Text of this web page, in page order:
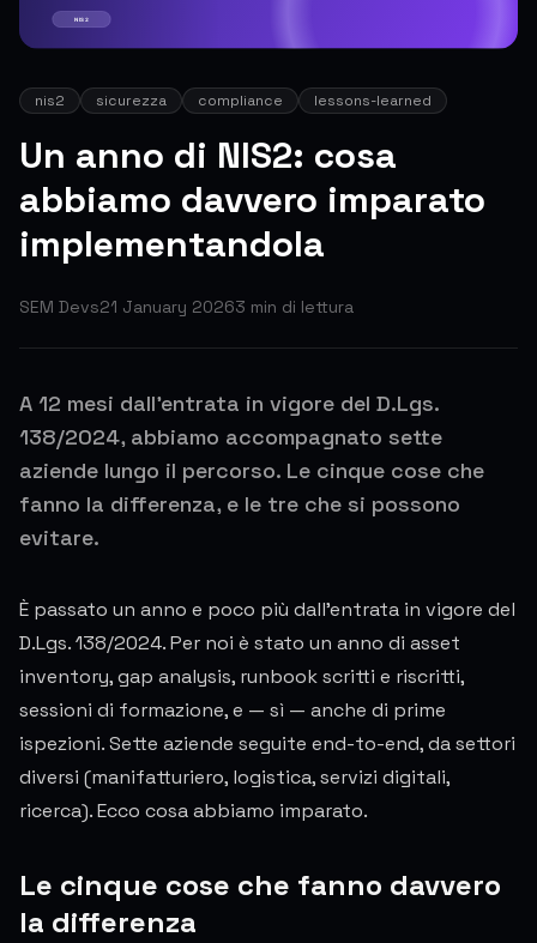
nis2 sicurezza compliance lessons-learned
Un anno di NIS2: cosa
abbiamo davvero imparato
implementandola
SEM Devs21 January 20263 min di lettura
A 12 mesi dall'entrata in vigore del D.Lgs.
138/2024, abbiamo accompagnato sette
aziende lungo il percorso. Le cinque cose che
fanno la differenza, e le tre che si possono
evitare.
È passato un anno e poco più dall'entrata in vigore del
D.Lgs. 138/2024. Per noi è stato un anno di asset
inventory, gap analysis, runbook scritti e riscritti,
sessioni di formazione, e — sì — anche di prime
ispezioni. Sette aziende seguite end-to-end, da settori
diversi (manifatturiero, logistica, servizi digitali,
ricerca). Ecco cosa abbiamo imparato.
Le cinque cose che fanno davvero
la differenza